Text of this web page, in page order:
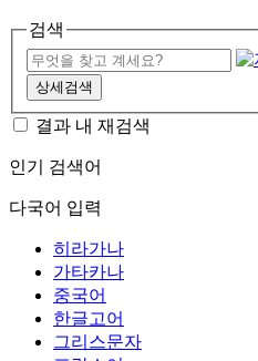
검색
상세검색
결과 내 재검색
인기 검색어
다국어 입력
히라가나
가타카나
중국어
한글고어
그리스문자